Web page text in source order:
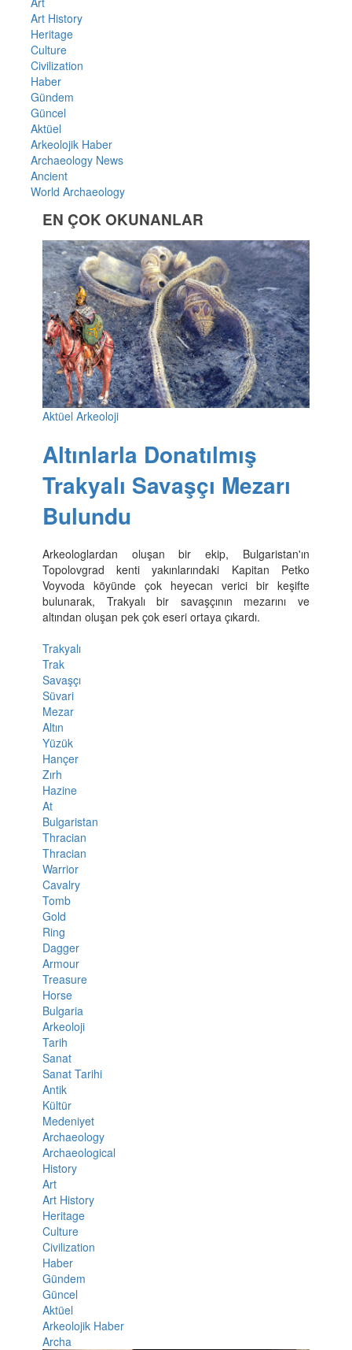
Art History
Heritage
Culture
Civilization
Haber
Gündem
Güncel
Aktüel
Arkeolojik Haber
Archaeology News
Ancient
World Archaeology
EN ÇOK OKUNANLAR
Aktüel Arkeoloji
Altınlarla Donatılmış
Trakyalı Savaşçı Mezarı
Bulundu
Arkeologlardan oluşan bir ekip, Bulgaristan'ın
Topolovgrad kenti yakınlarındaki Kapitan Petko
Voyvoda köyünde çok heyecan verici bir keşifte
bulunarak, Trakyalı bir savaşçının mezarını ve
altından oluşan pek çok eseri ortaya çıkardı.
Trakyalı
Trak
Savaşçı
Süvari
Mezar
Altın
Yüzük
Hançer
Zırh
Hazine
At
Bulgaristan
Thracian
Thracian
Warrior
Cavalry
Tomb
Gold
Ring
Dagger
Armour
Treasure
Horse
Bulgaria
Arkeoloji
Tarih
Sanat
Sanat Tarihi
Antik
Kültür
Medeniyet
Archaeology
Archaeological
History
Art
Art History
Heritage
Culture
Civilization
Haber
Gündem
Güncel
Aktüel
Arkeolojik Haber
Archa